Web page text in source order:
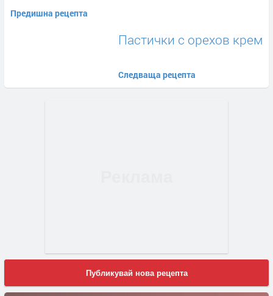
Предишна рецепта
Пастички с орехов крем
Следваща рецепта
Публикувай нова рецепта